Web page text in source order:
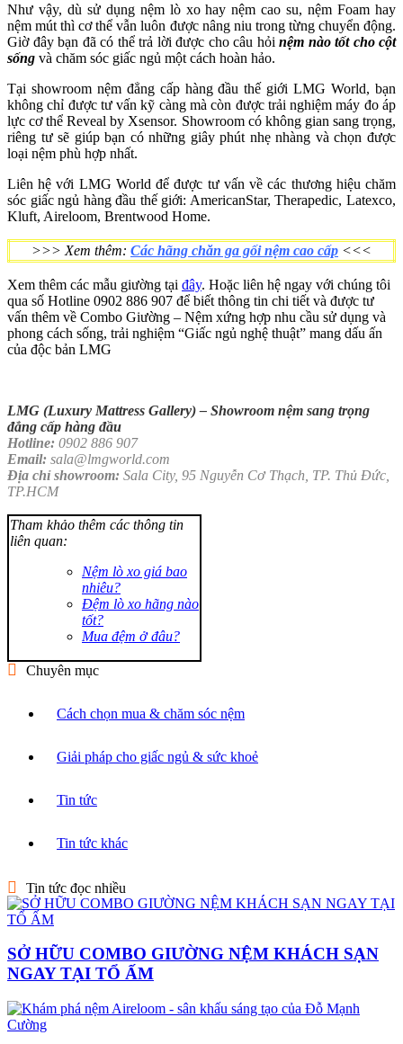
Như vậy, dù sử dụng nệm lò xo hay nệm cao su, nệm Foam hay
nệm mút thì cơ thể vẫn luôn được nâng niu trong từng chuyển động.
Giờ đây bạn đã có thể trả lời được cho câu hỏi nệm nào tốt cho cột
sống và chăm sóc giấc ngủ một cách hoàn hảo.
Tại showroom nệm đẳng cấp hàng đầu thế giới LMG World, bạn
không chỉ được tư vấn kỹ càng mà còn được trải nghiệm máy đo áp
lực cơ thể Reveal by Xsensor. Showroom có không gian sang trọng,
riêng tư sẽ giúp bạn có những giây phút nhẹ nhàng và chọn được
loại nệm phù hợp nhất.
Liên hệ với LMG World để được tư vấn về các thương hiệu chăm
sóc giấc ngủ hàng đầu thế giới: AmericanStar, Therapedic, Latexco,
Kluft, Aireloom, Brentwood Home.
>>> Xem thêm: Các hãng chăn ga gối nệm cao cấp <<<
Xem thêm các mẫu giường tại đây. Hoặc liên hệ ngay với chúng tôi
qua số Hotline 0902 886 907 để biết thông tin chi tiết và được tư
vấn thêm về Combo Giường – Nệm xứng hợp nhu cầu sử dụng và
phong cách sống, trải nghiệm “Giấc ngủ nghệ thuật” mang dấu ấn
của độc bản LMG
LMG (Luxury Mattress Gallery) – Showroom nệm sang trọng
đẳng cấp hàng đầu
Hotline: 0902 886 907
Email: sala@lmgworld.com
Địa chỉ showroom: Sala City, 95 Nguyễn Cơ Thạch, TP. Thủ Đức,
TP.HCM
Tham khảo thêm các thông tin
liên quan:
Nệm lò xo giá bao
nhiêu?
Đệm lò xo hãng nào
tốt?
Mua đệm ở đâu?
Chuyên mục
Cách chọn mua & chăm sóc nệm
Giải pháp cho giấc ngủ & sức khoẻ
Tin tức
Tin tức khác
Tin tức đọc nhiều
SỞ HỮU COMBO GIƯỜNG NỆM KHÁCH SẠN
NGAY TẠI TỔ ẤM